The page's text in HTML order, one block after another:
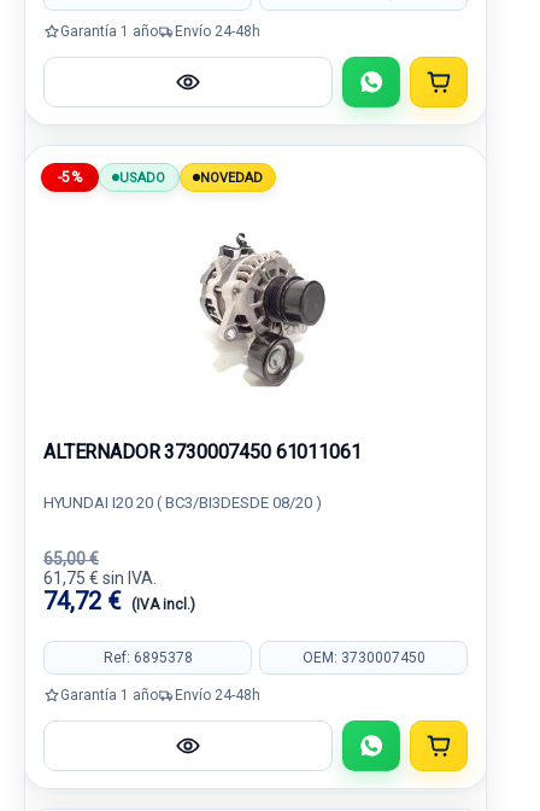
Garantía 1 año Envío 24-48h
-5% USADO NOVEDAD
ALTERNADOR 3730007450 61011061
HYUNDAI I20 20 ( BC3/BI3DESDE 08/20 )
65,00 €
61,75 € sin IVA.
74,72 € (IVA incl.)
Ref: 6895378 OEM: 3730007450
Garantía 1 año Envío 24-48h